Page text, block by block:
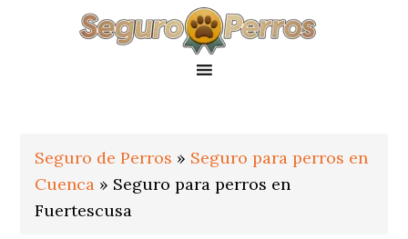
Seguro de Perros » Seguro para perros en
Cuenca » Seguro para perros en
Fuertescusa